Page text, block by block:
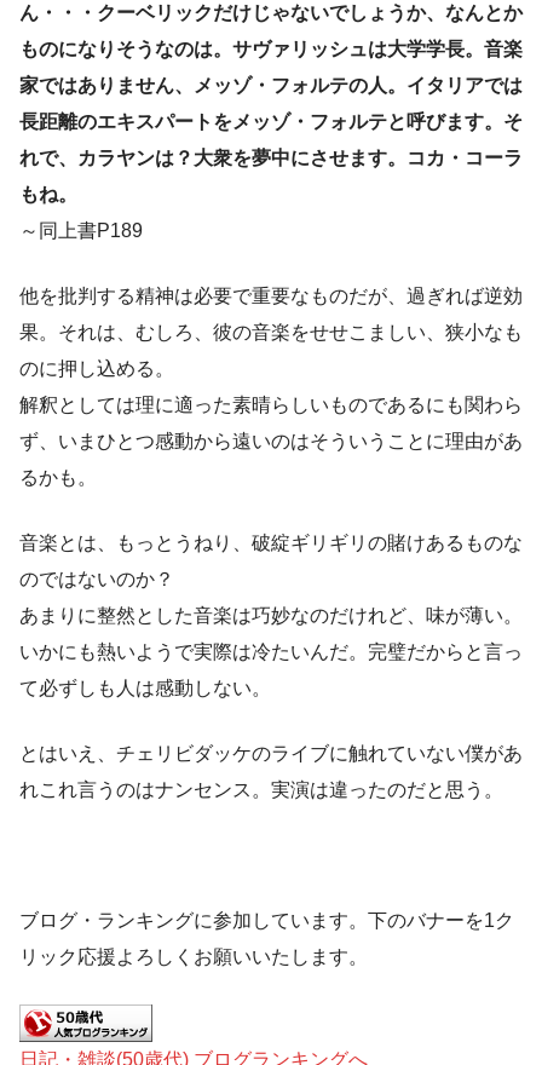
ん・・・クーベリックだけじゃないでしょうか、なんとか
ものになりそうなのは。サヴァリッシュは大学学長。音楽
家ではありません、メッゾ・フォルテの人。イタリアでは
長距離のエキスパートをメッゾ・フォルテと呼びます。そ
れで、カラヤンは？大衆を夢中にさせます。コカ・コーラ
もね。
～同上書P189
他を批判する精神は必要で重要なものだが、過ぎれば逆効
果。それは、むしろ、彼の音楽をせせこましい、狭小なも
のに押し込める。
解釈としては理に適った素晴らしいものであるにも関わら
ず、いまひとつ感動から遠いのはそういうことに理由があ
るかも。
音楽とは、もっとうねり、破綻ギリギリの賭けあるものな
のではないのか？
あまりに整然とした音楽は巧妙なのだけれど、味が薄い。
いかにも熱いようで実際は冷たいんだ。完璧だからと言っ
て必ずしも人は感動しない。
とはいえ、チェリビダッケのライブに触れていない僕があ
れこれ言うのはナンセンス。実演は違ったのだと思う。
ブログ・ランキングに参加しています。下のバナーを1ク
リック応援よろしくお願いいたします。
日記・雑談(50歳代) ブログランキングへ